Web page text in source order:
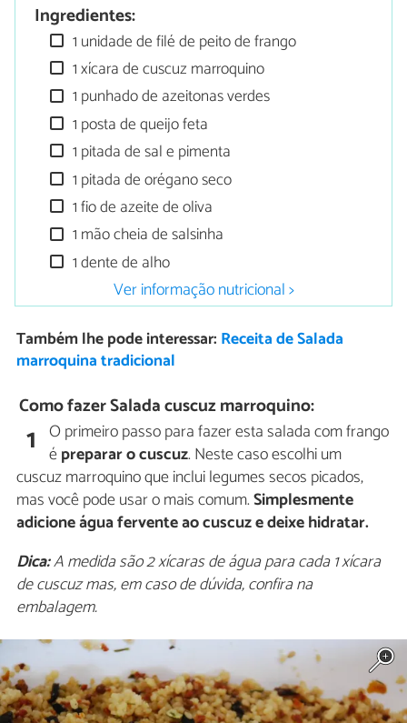
Ingredientes:
1 unidade de filé de peito de frango
1 xícara de cuscuz marroquino
1 punhado de azeitonas verdes
1 posta de queijo feta
1 pitada de sal e pimenta
1 pitada de orégano seco
1 fio de azeite de oliva
1 mão cheia de salsinha
1 dente de alho
Ver informação nutricional >
Também lhe pode interessar: Receita de Salada
marroquina tradicional
Como fazer Salada cuscuz marroquino:
1 O primeiro passo para fazer esta salada com frango
épreparar o cuscuz. Neste caso escolhi um
cuscuz marroquino que inclui legumes secos picados,
mas você pode usar o mais comum.Simplesmente
adicione água fervente ao cuscuz e deixe hidratar.
Dica:A medida são 2 xícaras de água para cada 1 xícara
de cuscuz mas, em caso de dúvida, confira na
embalagem.